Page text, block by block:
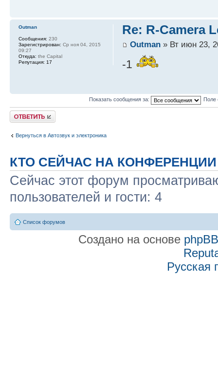
Re: R-Camera
Outman» Вт июн 23,
-1
Outman
Сообщения: 230
Зарегистрирован: Ср ноя 04, 2015
09:27
Откуда: the Capital
Репутация: 17
Показать сообщения за: Поле
Ответить
Вернуться в Автозвук и электроника
КТО СЕЙЧАС НА КОНФЕРЕНЦИИ
Сейчас этот форум
пользователей и гости: 4
Список форумов
Создано на основе phpBB
Русская